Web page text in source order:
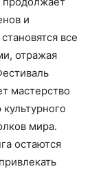
и
все
отражая
мастерство
мира.
остаются